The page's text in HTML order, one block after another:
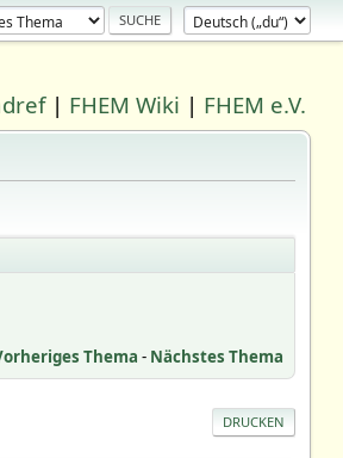
| FHEM Wiki | FHEM e.V.
Thema - Nächstes Thema
DRUCKEN